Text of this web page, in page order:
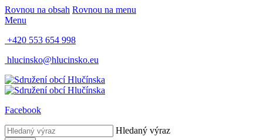
Rovnou na obsah Rovnou na menu
Menu
+420 553 654 998
hlucinsko@hlucinsko.eu
Facebook
Hledaný výraz